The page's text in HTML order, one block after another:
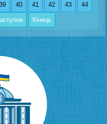
40 41 42 43 44
Кінець